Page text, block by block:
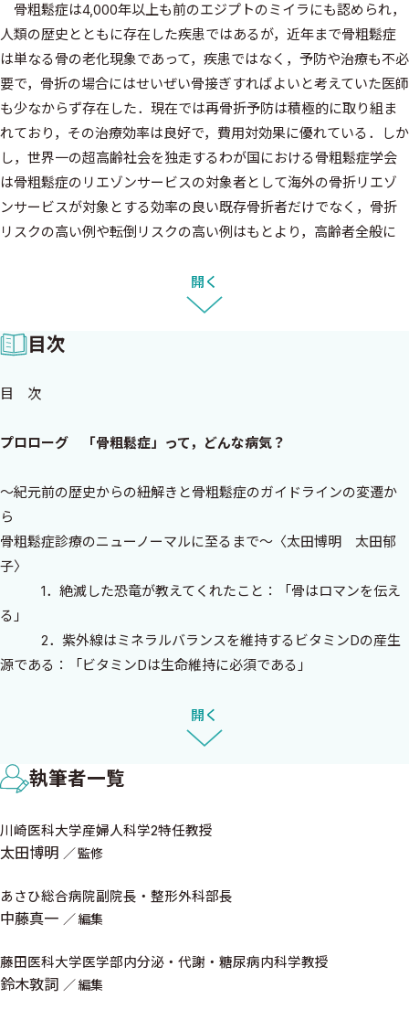
骨粗鬆症は4,000年以上も前のエジプトのミイラにも認められ，
人類の歴史とともに存在した疾患ではあるが，近年まで骨粗鬆症
は単なる骨の老化現象であって，疾患ではなく，予防や治療も不必
要で，骨折の場合にはせいぜい骨接ぎすればよいと考えていた医師
も少なからず存在した．現在では再骨折予防は積極的に取り組ま
れており，その治療効率は良好で，費用対効果に優れている．しか
し，世界一の超高齢社会を独走するわが国における骨粗鬆症学会
は骨粗鬆症のリエゾンサービスの対象者として海外の骨折リエゾ
ンサービスが対象とする効率の良い既存骨折者だけでなく，骨折
リスクの高い例や転倒リスクの高い例はもとより，高齢者全般に
わが国は毎年百寿歳が5,000人以上誕生しており，世界で最初に
平均寿命の100歳越えを達成するといわれている．WHOでは高齢
者の増加で，健康寿命の延伸を要し，そのためには非感染性疾患
（Non-communicable Disease：NCD）対策が喫緊の課題として
患の4つをNCDとしていたが，最近では認知症や骨粗鬆症なども該
されていたが，過度の老化はもはや疾患であることがアンチエイジ
な研究テーマとなっている．
この老化細胞の除去が生命体の維持のために日常的に行われて
いる新陳代謝で，数日で入れ替わる腸管上皮細胞が最も短時間な
のに対し，荷重に耐えられる丈夫な骨にするため，新しい骨組織
の入れ替えには数カ月と最も長時間を要する．この骨組織の新陳
代謝は体内で営まれる最たるAnti-agingであり，特に骨再構築
（bone remodeling）と称する．この骨再構築をサポートする分子
標的薬的な新薬の登場と，理にかなった薬剤の適格な選択により，
折を50％以上から，最近では70％以上も低減することが可能とな
り，しかも早期介入効果も認められている．骨粗鬆症による骨折
は寝たきりとなり，死と直結するがこれが不治の病では最早なく
る．
このような時代の到来時に「こんな一冊があったら…」という永
図表で学べる骨粗鬆症』を中藤真一先生，鈴木敦詞先生とご一緒
に自信の一冊を発刊できる幸せを感じている．そして渾身の執筆
ネージャーの方々に深謝申し上げる．骨粗鬆症診療に携わっていら
っしゃる方々には「困ったときの一冊として」本書をご活用いた
開く
目次
目 次
プロローグ 「骨粗鬆症」って，どんな病気？
〜紀元前の歴史からの紐解きと骨粗鬆症のガイドラインの変遷か
ら
骨粗鬆症診療のニューノーマルに至るまで〜〈太田博明 太田郁
子〉
1．絶滅した恐竜が教えてくれたこと：「骨はロマンを伝え
る」
2．紫外線はミネラルバランスを維持するビタミンDの産生
源である：「ビタミンDは生命維持に必須である」
4．わが国における骨粗鬆症ガイドライン：「骨粗鬆症診療
の確立に多大な貢献を果たした」
5．骨粗鬆症診療のニューノーマルに向けて：「常識も変わ
Pearls 7,000万年前の恐竜の化石はサイエンスとロマンを
今なお現代に伝えている
A 骨粗鬆症ってどんな病気
A-1 骨粗鬆症はなぜ起きる〈萩野 浩〉
1．骨粗鬆症の定義
開く
執筆者一覧
川崎医科大学産婦人科学2特任教授
太田博明 監修
あさひ総合病院副院長・整形外科部長
中藤真一 編集
藤田医科大学医学部内分泌・代謝・糖尿病内科学教授
鈴木敦詞 編集